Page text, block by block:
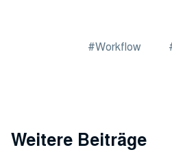
Workflow
Weitere Beiträge